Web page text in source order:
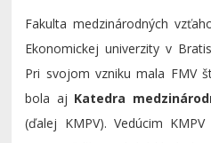
Fakulta medzinárodných
Ekonomickej univerzity v
Pri svojom vzniku mala FMV
bola aj Katedra
(ďalej KMPV). Vedúcim KMPV